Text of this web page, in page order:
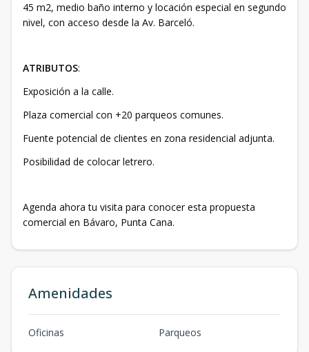
45 m2, medio baño interno y locación especial en segundo
nivel, con acceso desde la Av. Barceló.
ATRIBUTOS:
Exposición a la calle.
Plaza comercial con +20 parqueos comunes.
Fuente potencial de clientes en zona residencial adjunta.
Posibilidad de colocar letrero.
Agenda ahora tu visita para conocer esta propuesta
comercial en Bávaro, Punta Cana.
Amenidades
Oficinas Parqueos